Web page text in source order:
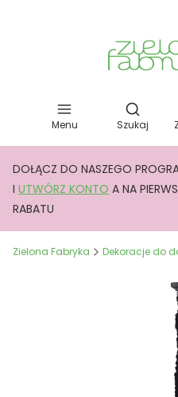
Menu
Otwórz
Szukaj
DOŁĄCZ DO NASZEGO
I UTWÓRZ KONTO A NA
RABATU
Zielona Fabryka Dekoracje do